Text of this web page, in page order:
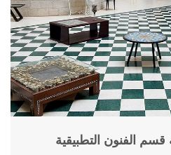
الفنون التطبيقية